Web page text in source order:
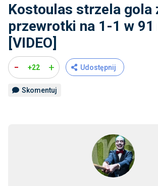
Kostoulas strzela gola
przewrotki na 1-1 w 91
[VIDEO]
- +22 + Udostępnij
Skomentuj